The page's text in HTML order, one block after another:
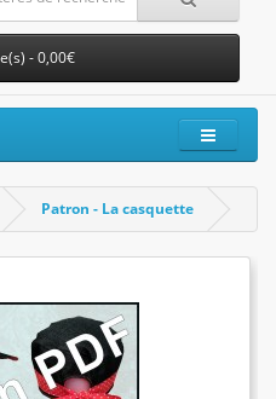
- 0,00€
Patron - La casquette